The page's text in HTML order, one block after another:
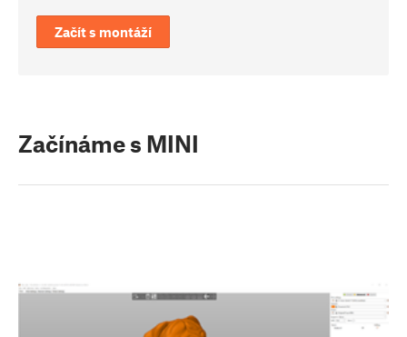
Začít s montáží
Začínáme s MINI